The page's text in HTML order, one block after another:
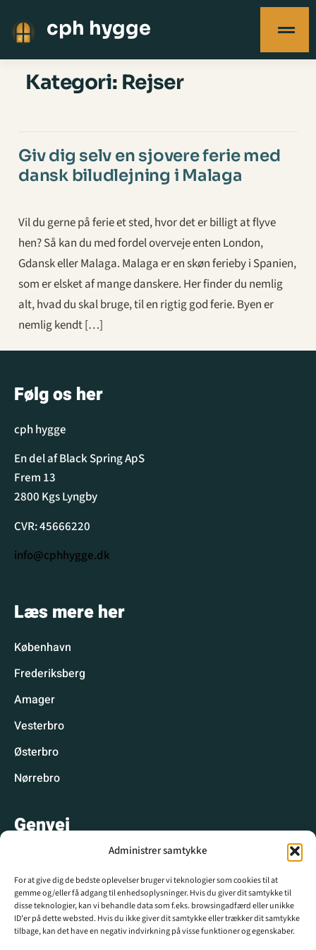
Administrer samtykke
For at give dig de bedste oplevelser bruger vi teknologier som cookies til at
gemme og/eller få adgang til enhedsoplysninger. Hvis du giver dit samtykke til
disse teknologier, kan vi behandle data som f.eks. browsingadfærd eller unikke
ID'er på dette websted. Hvis du ikke giver dit samtykke eller trækker dit samtykke
tilbage, kan det have en negativ indvirkning på visse funktioner og egenskaber.
cph hygge
Kategori: Rejser
Giv dig selv en sjovere ferie med
dansk biludlejning i Malaga
Vil du gerne på ferie et sted, hvor det er billigt at flyve
hen? Så kan du med fordel overveje enten London,
Gdansk eller Malaga. Malaga er en skøn ferieby i Spanien,
som er elsket af mange danskere. Her finder du nemlig
alt, hvad du skal bruge, til en rigtig god ferie. Byen er
nemlig kendt […]
Følg os her
cph hygge
En del af Black Spring ApS
Frem 13
2800 Kgs Lyngby
CVR: 45666220
info@cphhygge.dk
Læs mere her
København
Frederiksberg
Amager
Vesterbro
Østerbro
Nørrebro
Genvej
Hyggelige spisesteder
Hyggelige aktiviteter
CPH WIKI
Krydsord